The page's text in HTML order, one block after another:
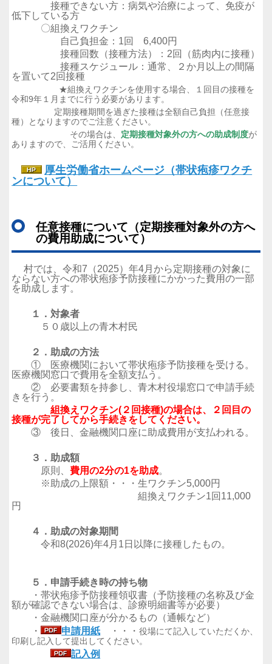
接種できない方：病気や治療によって、免疫が
低下している方
〇組換えワクチン
自己負担金：1回 6,400円
接種回数（接種方法）：2回（筋肉内に接種）
接種スケジュール：通常、２か月以上の間隔
を置いて2回接種
★組換えワクチンを使用する場合、１回目の接種を
令和9年１月までに行う必要があります。
定期接種期間を過ぎた接種は全額自己負担（任意接
種）となりますのでご注意ください。
その場合は、 定期接種対象外の方への助成制度が
ありますので、ご活用ください。
厚生労働省ホームページ（帯状疱疹ワクチ
ンについて）
任意接種について（定期接種対象外の方へ
の費用助成について）
村では、令和7（2025）年4月から定期接種の対象に
ならない方への帯状疱疹予防接種にかかった費用の一部
を助成します。
１．対象者
５０歳以上の青木村民
２．助成の方法
① 医療機関において帯状疱疹予防接種を受ける。
医療機関窓口で費用を全額支払う。
② 必要書類を持参し、青木村役場窓口で申請手続
きを行う。
組換えワクチン(２回接種)の場合は、２回目の
接種が完了してから手続きをしてください。
③ 後日、金融機関口座に助成費用が支払われる。
３．助成額
原則、費用の2分の1を助成。
※助成の上限額・・・生ワクチン5,000円
組換えワクチン1回11,000
円
４．助成の対象期間
令和8(2026)年4月1日以降に接種したもの。
５．申請手続き時の持ち物
・帯状疱疹予防接種領収書 （予防接種の名称及び金
額が確認できない場合は、診療明細書等が必要）
・金融機関口座が分かるもの（通帳など）
・
申請用紙 ・・・役場にて記入していただくか、
印刷し記入して提出してください。
記入例